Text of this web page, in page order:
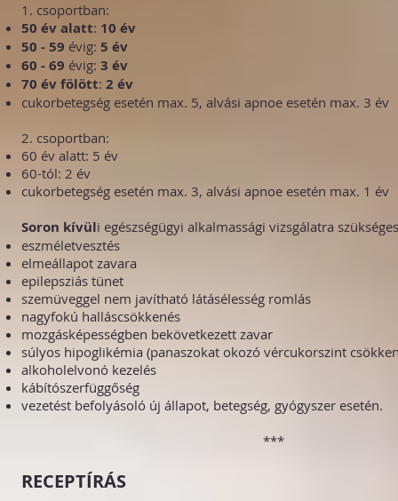
1. csoportban:
50 év alatt: 10 év
50 - 59 évig: 5 év
60 - 69 évig: 3 év
70 év fölött: 2 év
cukorbetegség esetén max. 5, alvási apnoe esetén max. 3 év
2. csoportban:
60 év alatt: 5 év
60-tól: 2 év
cukorbetegség esetén max. 3, alvási apnoe esetén max. 1 év
Soron kívüli egészségügyi alkalmassági vizsgálatra
eszméletvesztés
elmeállapot zavara
epilepsziás tünet
szemüveggel nem javítható látásélesség romlás
nagyfokú halláscsökkenés
mozgásképességben bekövetkezett zavar
súlyos hipoglikémia (panaszokat okozó vércukorszint
alkoholelvonó kezelés
kábítószerfüggőség
vezetést befolyásoló új állapot, betegség, gyógyszer esetén.
***
RECEPTÍRÁS